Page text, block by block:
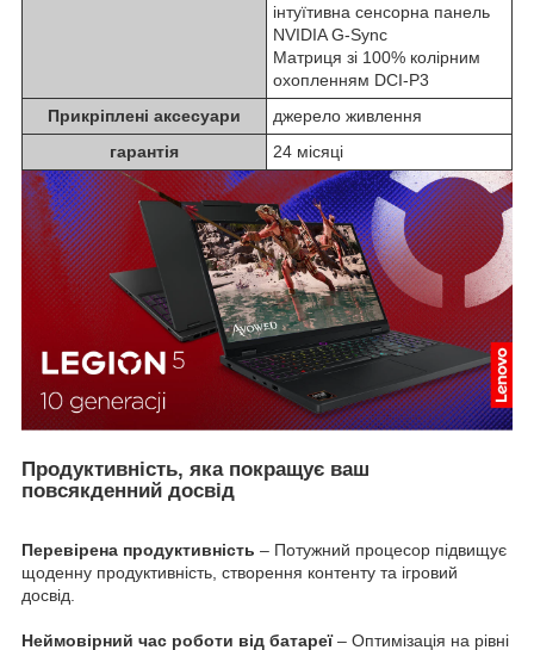
інтуїтивна сенсорна панель
NVIDIA G-Sync
Матриця зі 100% колірним
охопленням DCI-P3
Прикріплені аксесуари
джерело живлення
гарантія
24 місяці
Продуктивність, яка покращує ваш
повсякденний досвід
Перевірена продуктивність – Потужний процесор підвищує
щоденну продуктивність, створення контенту та ігровий
досвід.
Неймовірний час роботи від батареї– Оптимізація на рівні